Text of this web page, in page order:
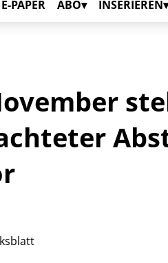
E-PAPER ABO INSERIEREN